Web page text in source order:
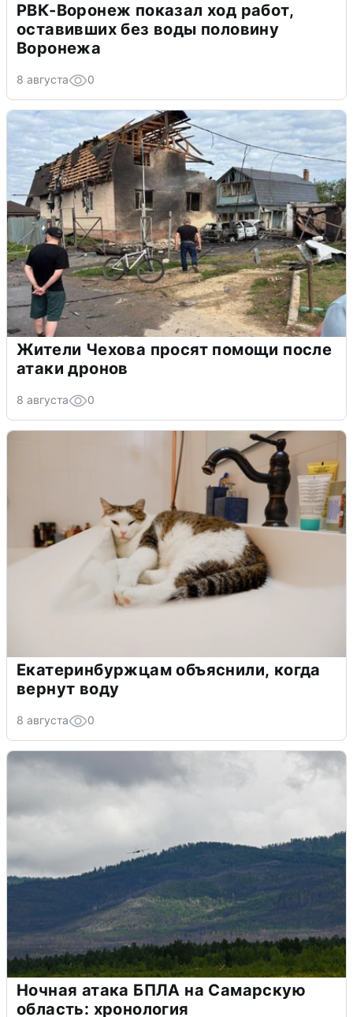
РВК-Воронеж показал ход работ,
оставивших без воды половину
Воронежа
8 августа 0
Жители Чехова просят помощи после
атаки дронов
8 августа 0
Екатеринбуржцам объяснили, когда
вернут воду
8 августа 0
Ночная атака БПЛА на Самарскую
область: хронология